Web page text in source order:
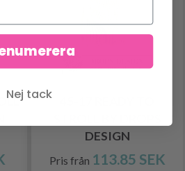
DESIGN
Pris från 113.85 SEK
Nej tack